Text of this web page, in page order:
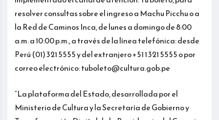
resolver consultas sobre el ingreso a Machu Picchu o a
la Red de Caminos Inca, de lunes a domingo de 8:00
a.m. a 10:00 p.m., a través de la línea telefónica: desde
Perú (01) 321 5555 y del extranjero +51 1 321 5555 o por
correo electrónico: tuboleto@cultura.gob.pe
“La plataforma del Estado, desarrollada por el
Ministerio de Cultura y la Secretaría de Gobierno y